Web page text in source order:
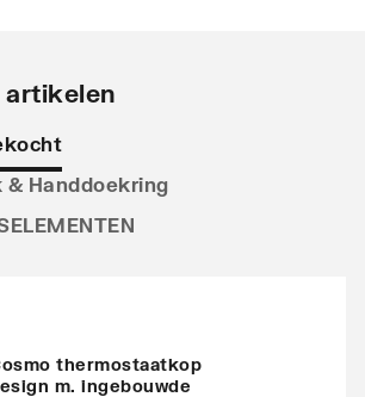
-
12.6
artikelen
& Handdoekring
thermostaatkop
m. ingebouwde